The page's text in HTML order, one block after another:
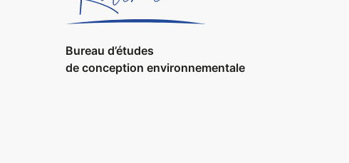
Bureau d’études
de conception environnementale